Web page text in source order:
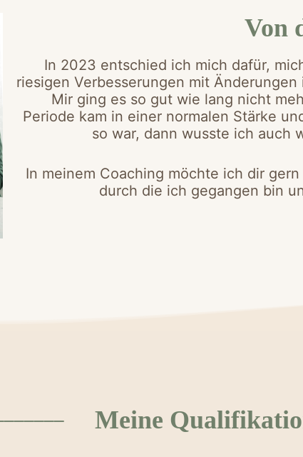
Von
In 2023 entschied ich mich dafür,
riesigen Verbesserungen mit
Mir ging es so gut wie lang nicht
Periode kam in einer normalen Stärke
so war, dann wusste ich auch
In meinem Coaching möchte ich dir
durch die ich gegangen bin
Meine